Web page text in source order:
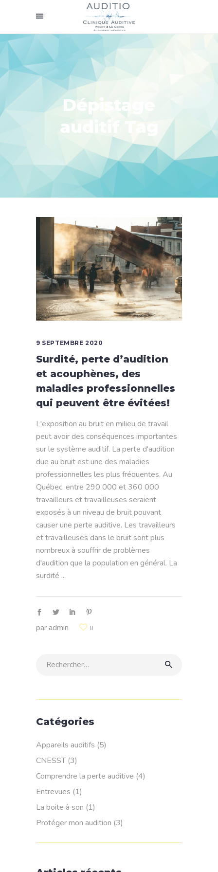
Dépistage
auditif Tag
9 SEPTEMBRE 2020
Surdité, perte d’audition
et acouphènes, des
maladies professionnelles
qui peuvent être évitées!
L'exposition au bruit en milieu de travail
peut avoir des conséquences importantes
sur le système auditif. La perte d'audition
due au bruit est une des maladies
professionnelles les plus fréquentes. Au
Québec, entre 290 000 et 360 000
travailleurs et travailleuses seraient
exposés à un niveau de bruit pouvant
causer une perte auditive. Les travailleurs
et travailleuses dans le bruit sont plus
nombreux à souffrir de problèmes
d'audition que la population en général. La
surdité
paradmin 0
Rechercher:
Catégories
Appareils auditifs (5)
CNESST (3)
Comprendre la perte auditive (4)
Entrevues (1)
La boite à son (1)
Protéger mon audition (3)